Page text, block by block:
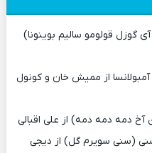
گوزل قولومو سالیم بوینونا)
آمبولانسا از ممیش خان و کونول
آخ دمه دمه دمه) از علی اقبالی
(سنی سویرم گل) از دیجی